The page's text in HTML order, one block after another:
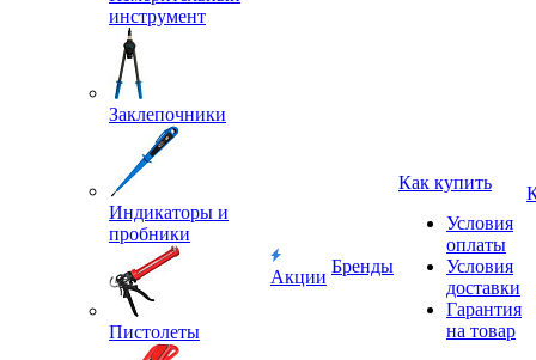
инструмент
Заклепочники
Индикаторы и
пробники
Пистолеты
Акции
Бренды
Как купить
Условия
оплаты
Условия
доставки
Гарантия
на товар